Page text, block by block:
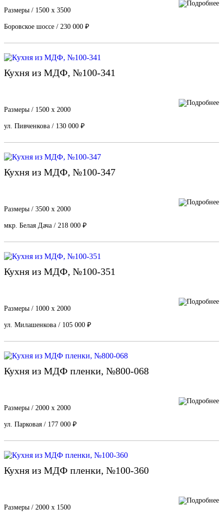
Размеры / 1500 х 3500
Боровское шоссе / 230 000 ₽
Кухня из МДФ, №100-341
Размеры / 1500 х 2000
ул. Пивченкова / 130 000 ₽
Кухня из МДФ, №100-347
Размеры / 3500 х 2000
мкр. Белая Дача / 218 000 ₽
Кухня из МДФ, №100-351
Размеры / 1000 х 2000
ул. Милашенкова / 105 000 ₽
Кухня из МДФ пленки, №800-068
Размеры / 2000 х 2000
ул. Парковая / 177 000 ₽
Кухня из МДФ пленки, №100-360
Размеры / 2000 х 1500